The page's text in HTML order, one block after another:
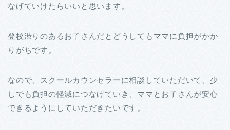
なげていけたらいいと思います。
登校渋りのあるお子さんだとどうしてもママに負担がかか
りがちです。
なので、スクールカウンセラーに相談していただいて、少
しでも負担の軽減につなげていき、ママとお子さんが安心
できるようにしていただきたいです。